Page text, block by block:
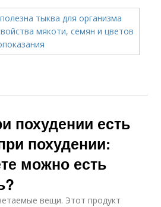
похудении есть
похудении:
можно есть
вещи. Этот продукт